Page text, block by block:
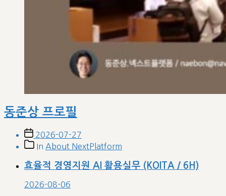
동준상 프로필
Post
date
2026-07-27
PostIn About NextPlatform
효율적 경영지원 AI 활용실무 (KOITA / 6H)
2026-08-06